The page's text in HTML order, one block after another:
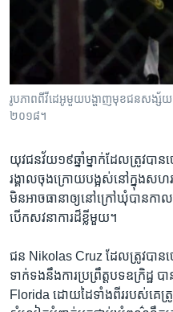
ទៅ​
កាន់​
ទំព័រ​
រក
រូបភាព​ពី​វីដេអូ​មួយ​បង្ហាញ​មុខ​ជន​សង្ស័យ​
២០១៨។
យុវជន​វ័យ​១៩​ឆ្នាំ​ម្នាក់​ដែល​ត្រូវ​បា
រង្គាល​ចុង​ក្រោយ​បង្អស់​នៅ​ក្នុង​សហរ
មិន​អាច​ធានា​ឲ្យ​នៅ​ក្រៅ​ឃុំ​បាន​កា
បើក​សវនាការ​ដ៏​ខ្លី​មួយ។ ​
ជន Nikolas Cruz ដែល​ត្រូវ​បា
ទាក់ទង​នឹង​ការ​ប្រព្រឹត្ត​បទឧក្រិដ្ឋ បា
Florida ដោយ​ដៃ​ទាំងពីរ​របស់​គេ​ត្